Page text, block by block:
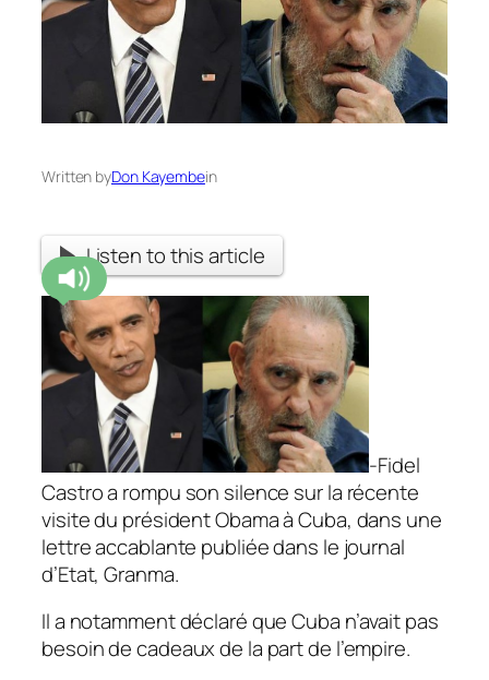
Written byDon Kayembein
Listen to this article
-Fidel
Castro a rompu son silence sur la récente
visite du président Obama à Cuba, dans une
lettre accablante publiée dans le journal
d’Etat, Granma.
Il a notamment déclaré que Cuba n’avait pas
besoin de cadeaux de la part de l’empire.